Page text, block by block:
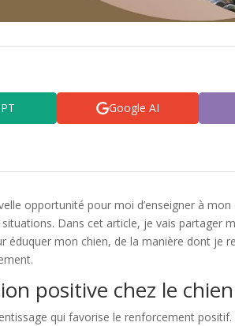
Google AI
opportunité pour moi d’enseigner à
Dans cet article, je vais partager
éduquer mon chien, de la manière dont
positive chez le chien
qui favorise le renforcement